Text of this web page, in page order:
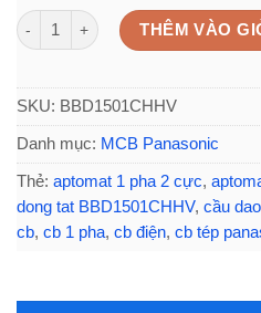
cau dao dien tu dong tat
THÊM VÀO
SKU: BBD1501CHHV
Danh mục: MCB Panasonic
Thẻ: aptomat 1 pha 2 cực,
dong tat BBD1501CHHV, cầu
cb, cb 1 pha, cb điện, cb tép